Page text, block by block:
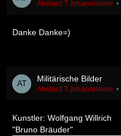
Abelard T.Johannisbeer
Danke Danke=)
Militärische Bilder
Abelard T.Johannisbeer
Kunstler: Wolfgang Willrich
"Bruno Bräuder"